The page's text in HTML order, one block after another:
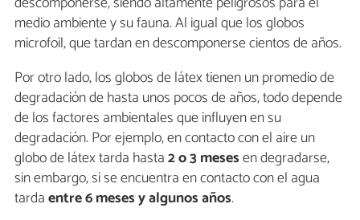
medio ambiente y su fauna. Al igual que los globos
microfoil, que tardan en descomponerse cientos de años.
Por otro lado, los globos de látex tienen un promedio de
degradación de hasta unos pocos de años, todo depende
de los factores ambientales que influyen en su
degradación. Por ejemplo, en contacto con el aire un
globo de látex tarda hasta2 o 3 mesesen degradarse,
sin embargo, si se encuentra en contacto con el agua
tardaentre 6 meses y algunos años.